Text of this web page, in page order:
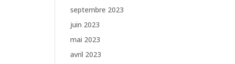
septembre 2023
juin 2023
mai 2023
avril 2023